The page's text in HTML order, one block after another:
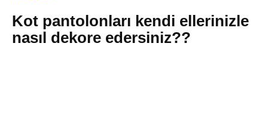
Kot pantolonları kendi ellerinizle
nasıl dekore edersiniz??